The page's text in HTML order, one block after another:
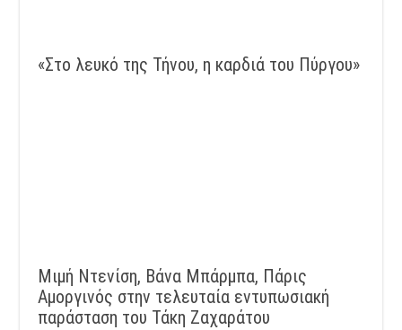
«Στο λευκό της Τήνου, η καρδιά του Πύργου»
Μιμή Ντενίση, Βάνα Μπάρμπα, Πάρις
Αμοργινός στην τελευταία εντυπωσιακή
παράσταση του Τάκη Ζαχαράτου